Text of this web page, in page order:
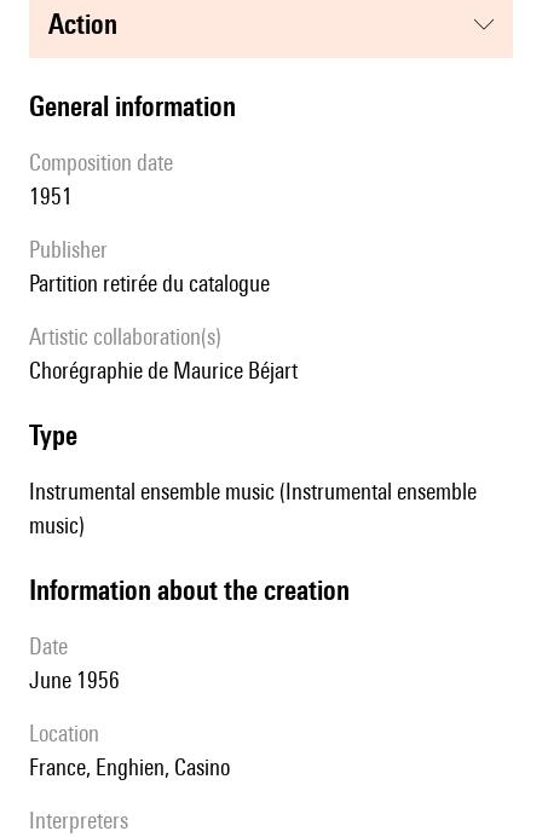
action
general information
composition date
1951
publisher
partition retirée du catalogue
Artistic collaboration(s)
chorégraphie de Maurice Béjart
type
Instrumental ensemble music (Instrumental ensemble
music)
information about the creation
date
June 1956
location
France, Enghien, Casino
interpreters